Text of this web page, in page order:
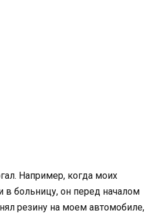
Например, когда моих
в больницу, он перед началом
резину на моем автомобиле,